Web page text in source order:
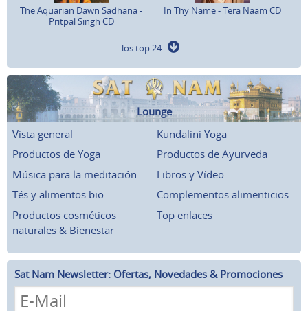
The Aquarian Dawn Sadhana -
Pritpal Singh CD
In Thy Name - Tera Naam CD
los top 24
Lounge
Vista general
Kundalini Yoga
Productos de Yoga
Productos de Ayurveda
Música para la meditación
Libros y Vídeo
Tés y alimentos bio
Complementos alimenticios
Productos cosméticos
naturales & Bienestar
Top enlaces
Sat Nam Newsletter: Ofertas, Novedades & Promociones